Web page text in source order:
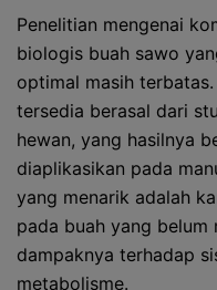
Penelitian mengenai
biologis buah sawo
optimal masih
tersedia berasal dari
hewan, yang hasilnya
diaplikasikan pada
yang menarik adalah
pada buah yang
dampaknya terhadap
metabolisme.